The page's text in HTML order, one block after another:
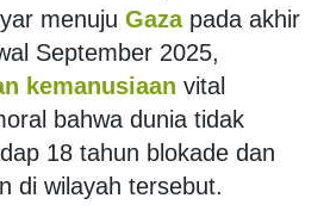
menuju Gaza pada akhir
September 2025,
kemanusiaan vital
bahwa dunia tidak
18 tahun blokade dan
di wilayah tersebut.